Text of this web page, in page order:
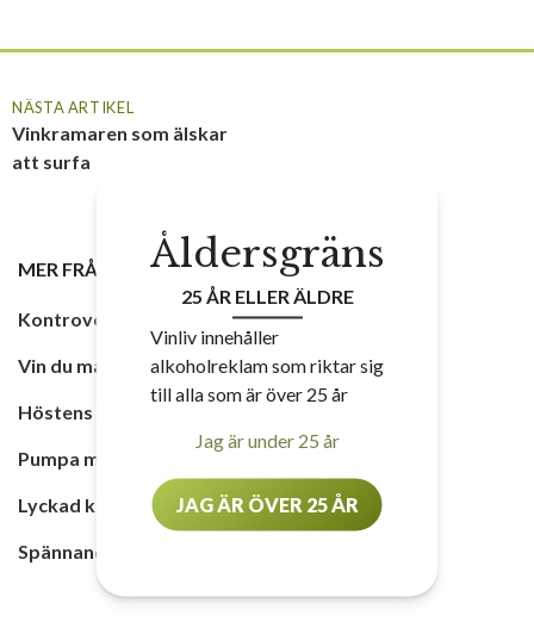
NÄSTA ARTIKEL
Vinkramaren som älskar
att surfa
MER FRÅN UNCATEGORIZED,VIN
Kontrovers kring viner med nedsatt pris
Vin du måste gilla för att hänga med
Höstens härligaste honung
Pumpa mer än en symbol för Halloweenskräck
Lyckad kombo när druva möter alpland
Spännande alpvin från norra Italien
Åldersgräns
25 ÅR ELLER ÄLDRE
Vinliv innehåller
alkoholreklam som riktar sig
till alla som är över 25 år
Jag är under 25 år
JAG ÄR ÖVER 25 ÅR